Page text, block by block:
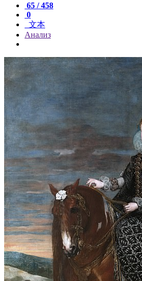
65 / 458
0
文本
Анализ